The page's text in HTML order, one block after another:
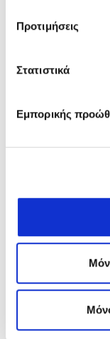
Προτιμήσεις
Στατιστικά
Εμπορικής